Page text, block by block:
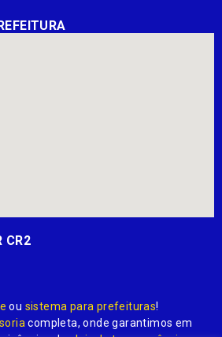
CR2
ou sistema para prefeituras!
completa, onde garantimos em